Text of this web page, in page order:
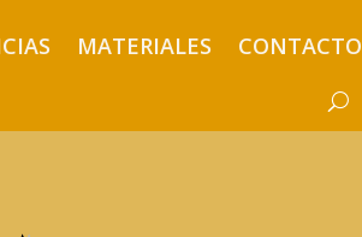
MATERIALES CONTACTO